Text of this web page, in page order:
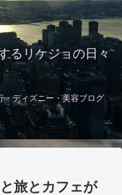
るリケジョの日々
・ディズニー・美容ブログ
旅とカフェが